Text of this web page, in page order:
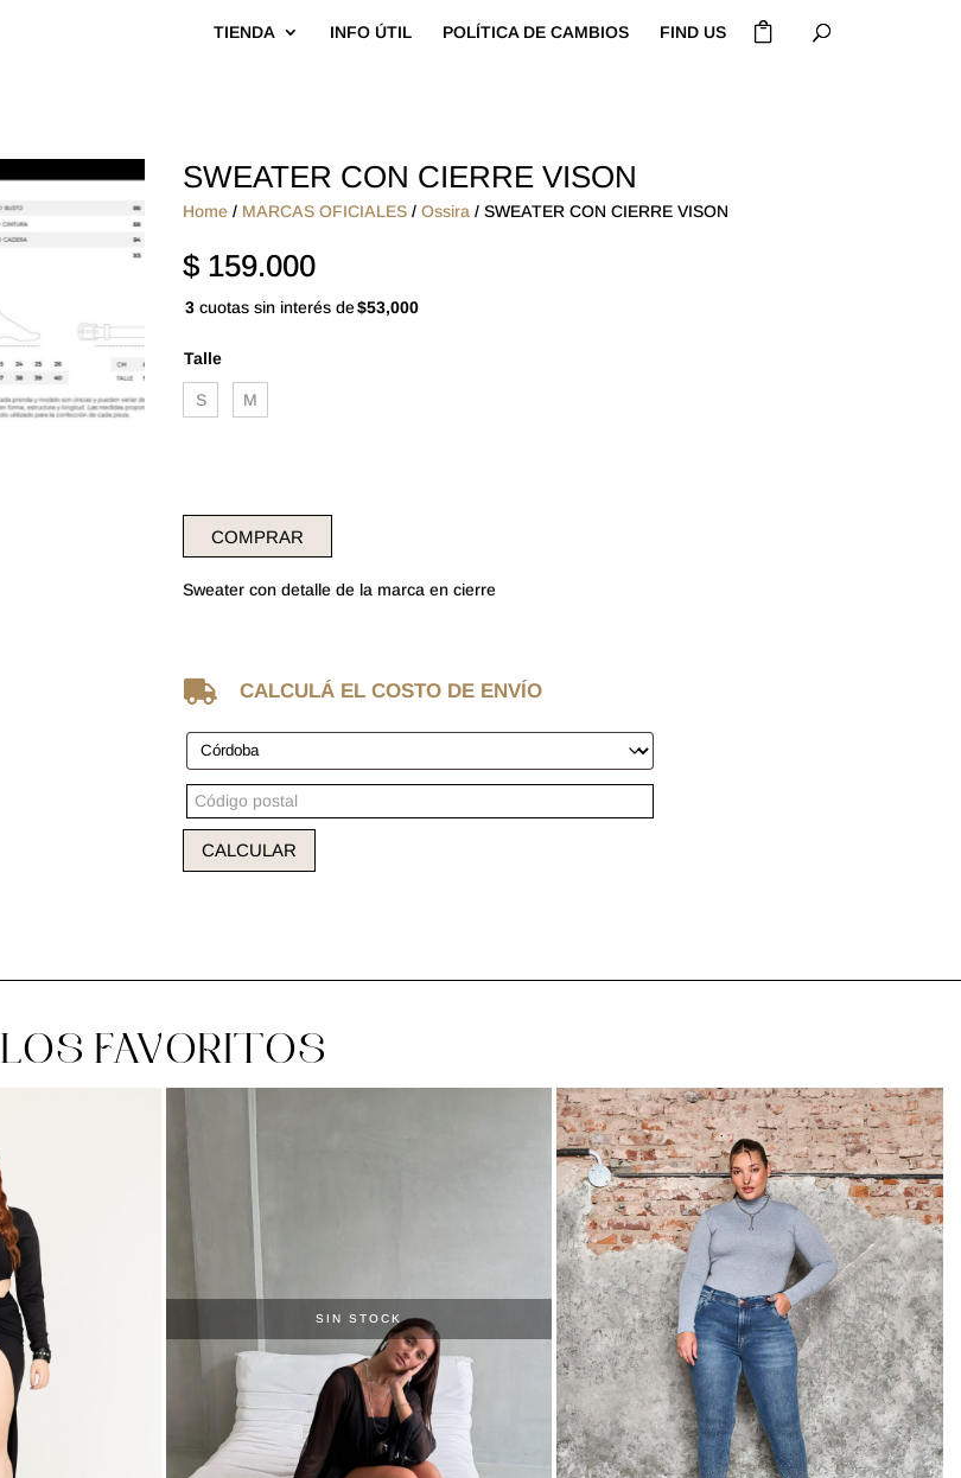
TIENDA INFO ÚTIL POLÍTICA DE CAMBIOS FIND US
SWEATER CON CIERRE VISON
Home / MARCAS OFICIALES /Ossira / SWEATER CON CIERRE VISON
$ 159.000
3 cuotas sin interés de$53,000
Talle
S M
COMPRAR
Sweater con detalle de la marca en cierre
 CALCULÁ EL COSTO DE ENVÍO
CALCULAR
LOS FAVORITOS
SIN STOCK